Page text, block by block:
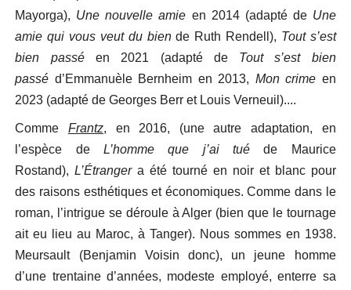
Mayorga), Une nouvelle amie en 2014 (adapté de Une
amie qui vous veut du biende Ruth Rendell), Tout s’est
bien passé en 2021 (adapté de Tout s’est bien
passé d’Emmanuèle Bernheim en 2013, Mon crime en
2023 (adapté de Georges Berr et Louis Verneuil)....
Comme Frantz, en 2016, (une autre adaptation, en
l’espèce de L’homme que j’ai tuéde Maurice
Rostand),L’Étrangera été tourné en noir et blanc pour
des raisons esthétiques et économiques. Comme dans le
roman, l’intrigue se déroule à Alger (bien que le tournage
ait eu lieu au Maroc, à Tanger). Nous sommes en 1938.
Meursault (Benjamin Voisin donc), un jeune homme
d’une trentaine d’années, modeste employé, enterre sa